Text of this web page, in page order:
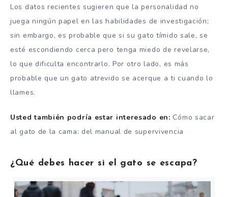
Los datos recientes sugieren que la personalidad no
juega ningún papel en las habilidades de investigación;
sin embargo, es probable que si su gato tímido sale, se
esté escondiendo cerca pero tenga miedo de revelarse,
lo que dificulta encontrarlo. Por otro lado, es más
probable que un gato atrevido se acerque a ti cuando lo
llames.
Usted también podría estar interesado en: Cómo sacar
al gato de la cama: del manual de supervivencia
¿Qué debes hacer si el gato se escapa?